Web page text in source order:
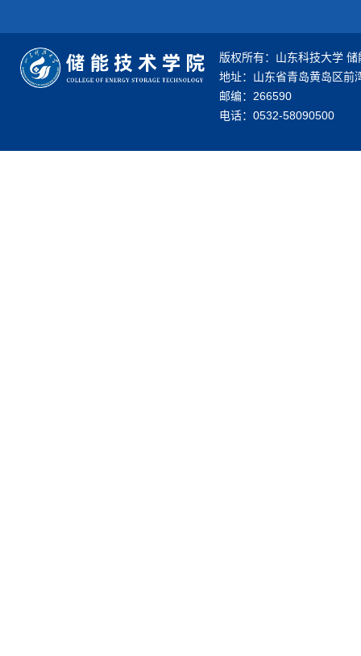
版权所有：山东科技大学
地址：山东省青岛黄岛区前
邮编：266590
电话：0532-58090500